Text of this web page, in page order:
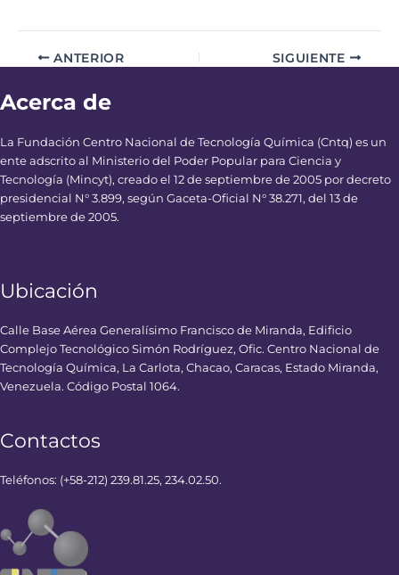
ANTERIOR SIGUIENTE
Acerca de
La Fundación Centro Nacional de Tecnología Química (Cntq) es un
ente adscrito al Ministerio del Poder Popular para Ciencia y
Tecnología (Mincyt), creado el 12 de septiembre de 2005 por decreto
presidencial N° 3.899, según Gaceta-Oficial N° 38.271, del 13 de
septiembre de 2005.
Ubicación
Calle Base Aérea Generalísimo Francisco de Miranda, Edificio
Complejo Tecnológico Simón Rodríguez, Ofic. Centro Nacional de
Tecnología Química, La Carlota, Chacao, Caracas, Estado Miranda,
Venezuela. Código Postal 1064.
Contactos
Teléfonos: (+58-212) 239.81.25, 234.02.50.